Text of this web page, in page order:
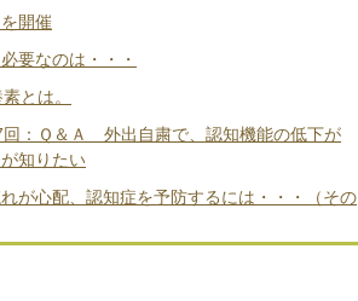
開催
要なのは・・・
とは。
：Ｑ＆Ａ 外出自粛で、認知機能の低下が
知りたい
が心配、認知症を予防するには・・・（その